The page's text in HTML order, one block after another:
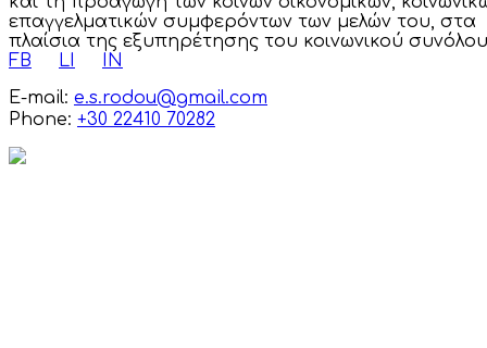
επαγγελματικών συμφερόντων των μελών του, στα
πλαίσια της εξυπηρέτησης του κοινωνικού
FB
LI
IN
E-mail: e.s.rodou@gmail.com
Phone: +30 22410 70282